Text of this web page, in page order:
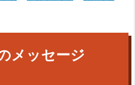
メッセージ